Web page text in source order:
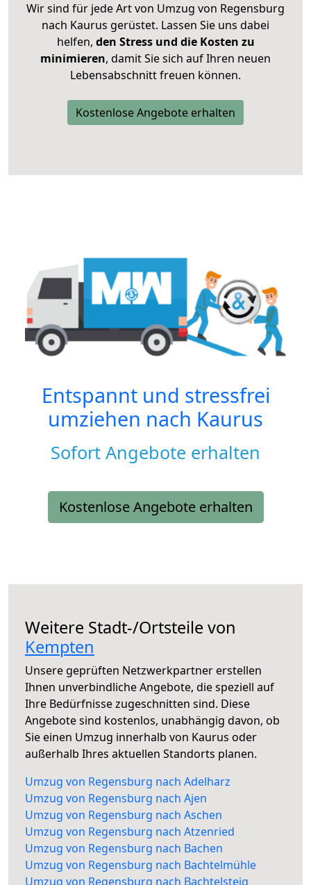
Wir sind für jede Art von Umzug von Regensburg
nach Kaurus gerüstet. Lassen Sie uns dabei
helfen, den Stress und die Kosten zu
minimieren, damit Sie sich auf Ihren neuen
Lebensabschnitt freuen können.
Kostenlose Angebote erhalten
Entspannt und stressfrei
umziehen nach Kaurus
Sofort Angebote erhalten
Kostenlose Angebote erhalten
Weitere Stadt-/Ortsteile von
Kempten
Unsere geprüften Netzwerkpartner erstellen
Ihnen unverbindliche Angebote, die speziell auf
Ihre Bedürfnisse zugeschnitten sind. Diese
Angebote sind kostenlos, unabhängig davon, ob
Sie einen Umzug innerhalb von Kaurus oder
außerhalb Ihres aktuellen Standorts planen.
Umzug von Regensburg nach Adelharz
Umzug von Regensburg nach Ajen
Umzug von Regensburg nach Aschen
Umzug von Regensburg nach Atzenried
Umzug von Regensburg nach Bachen
Umzug von Regensburg nach Bachtelmühle
Umzug von Regensburg nach Bachtelsteig